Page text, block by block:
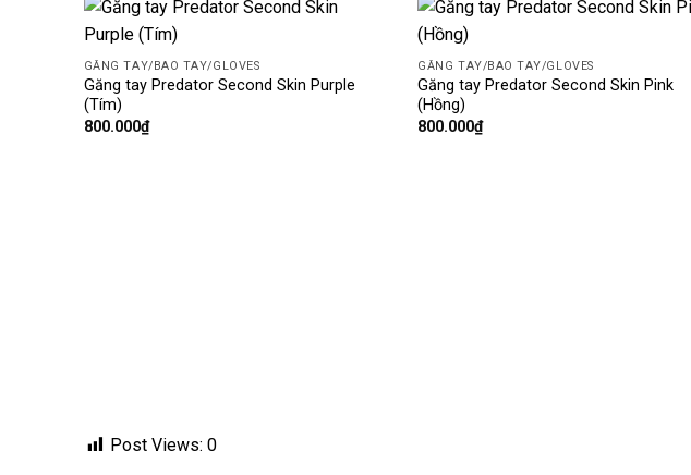
wishlist
GĂNG TAY/BAO TAY/GLOVES
Găng tay Predator Second Skin Purple
(Tím)
800.000₫
GĂNG TAY/BAO TAY/GLOVES
Găng tay Predator Second Skin Pink
(Hồng)
800.000₫
Post Views: 0